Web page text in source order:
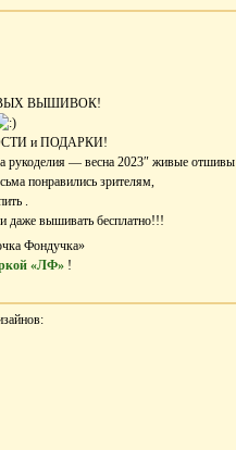
ВЫШИВОК!
и ПОДАРКИ!
рукоделия — весна 2023″ живые отшивы
понравились зрителям,
.
даже вышивать бесплатно!!!
Фондучка»
«ЛФ» !